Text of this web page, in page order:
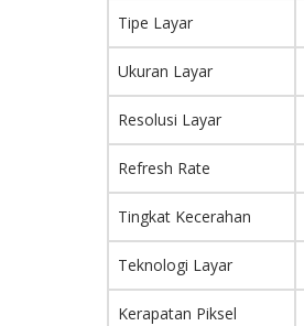
Tipe Layar
Ukuran Layar
Resolusi Layar
Refresh Rate
Tingkat Kecerahan
Teknologi Layar
Kerapatan Piksel